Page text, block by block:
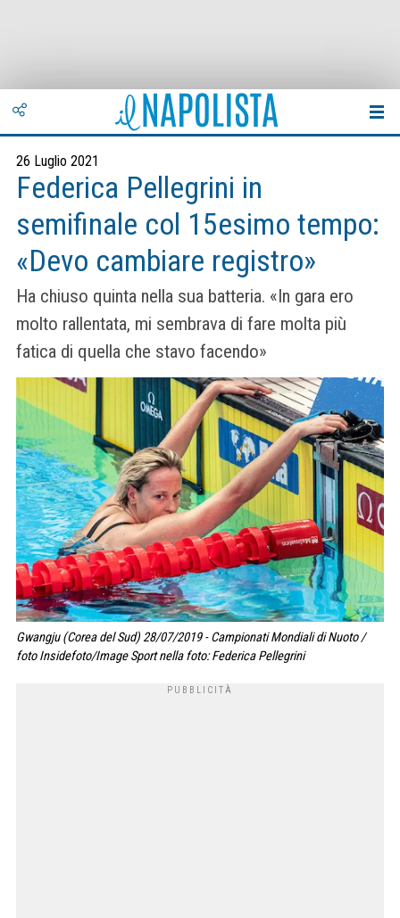
26 Luglio 2021
Federica Pellegrini in
semifinale col 15esimo tempo:
«Devo cambiare registro»
Ha chiuso quinta nella sua batteria. «In gara ero
molto rallentata, mi sembrava di fare molta più
fatica di quella che stavo facendo»
Gwangju (Corea del Sud) 28/07/2019 - Campionati Mondiali di Nuoto /
foto Insidefoto/Image Sport nella foto: Federica Pellegrini